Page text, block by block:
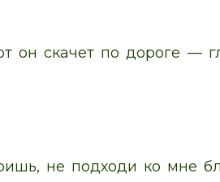
он скачет по дороге —
не подходи ко мне